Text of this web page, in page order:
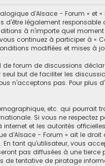
d'Alsace - Forum » et
légalement
à n’importe quel
continuez à participer à «
modifiées et mises à
de forum de discussions
but de faciliter les
n’acceptons pas. Pour plus
etc. qui pourrait
Si vous ne respectez
et les autorités
d'Alsace - Forum » ait le droit
tant qu’utilisateur, vous
pas diffusées à une tierce
de tentative de piratage